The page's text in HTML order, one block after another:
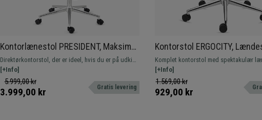
Kontorlænestol PRESIDENT, Maksimal
Komfort, Dobbelt Polstring, Meget
Elegant, Sort Læder
Direktørkontorstol, der er ideel, hvis du er på udkig
efter maksimal udstråling og komfort. Det er som
sofaen i dit hjem! Hurtig levering.
[+Info]
5.999,00 kr
3.999,00 kr Gratis levering
Kontorstol ERGOCITY,
Vipbart ryglæn, I sort
Komplet kontorstol med spektakulær
meget komfortabel. Robust og holdbar
metalfod.
[+Info]
1.569,00 kr
929,00 kr